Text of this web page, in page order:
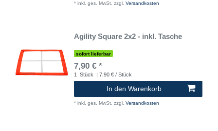
* inkl. ges. MwSt. zzgl. Versandkosten
Agility Square 2x2 - inkl. Tasche
sofort lieferbar
7,90 € *
1 Stück | 7,90 € / Stück
In den Warenkorb
* inkl. ges. MwSt. zzgl. Versandkosten